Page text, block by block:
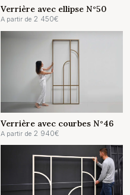
Verrière avec ellipse N°50
A partir de 2 450€
Verrière avec courbes N°46
A partir de 2 940€